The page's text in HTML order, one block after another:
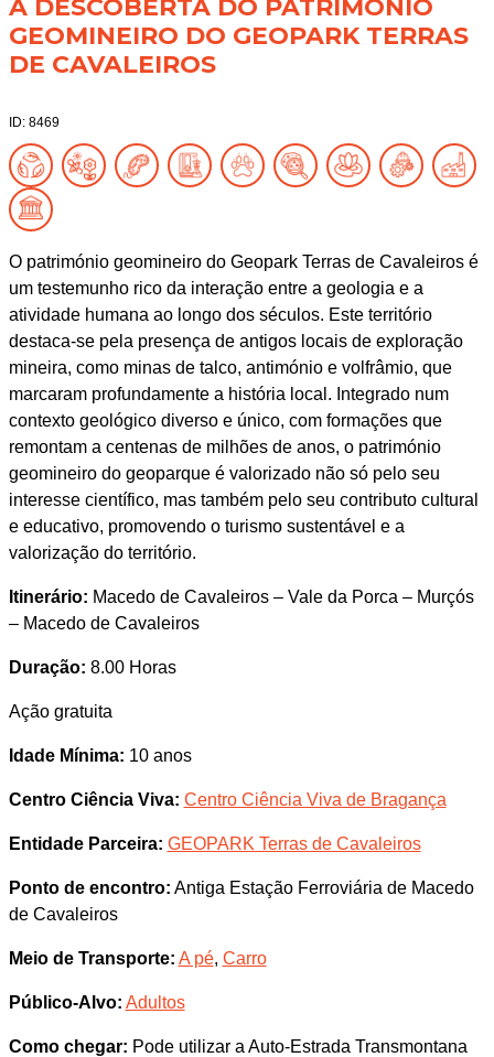
À DESCOBERTA DO PATRIMÓNIO
GEOMINEIRO DO GEOPARK TERRAS
DE CAVALEIROS
ID: 8469
O património geomineiro do Geopark Terras de Cavaleiros é
um testemunho rico da interação entre a geologia e a
atividade humana ao longo dos séculos. Este território
destaca-se pela presença de antigos locais de exploração
mineira, como minas de talco, antimónio e volfrâmio, que
marcaram profundamente a história local. Integrado num
contexto geológico diverso e único, com formações que
remontam a centenas de milhões de anos, o património
geomineiro do geoparque é valorizado não só pelo seu
interesse científico, mas também pelo seu contributo cultural
e educativo, promovendo o turismo sustentável e a
valorização do território.
Itinerário: Macedo de Cavaleiros – Vale da Porca – Murçós
– Macedo de Cavaleiros
Duração: 8.00 Horas
Ação gratuita
Idade Mínima: 10 anos
Centro Ciência Viva: Centro Ciência Viva de Bragança
Entidade Parceira: GEOPARK Terras de Cavaleiros
Ponto de encontro: Antiga Estação Ferroviária de Macedo
de Cavaleiros
Meio de Transporte: A pé, Carro
Público-Alvo: Adultos
Como chegar: Pode utilizar a Auto-Estrada Transmontana